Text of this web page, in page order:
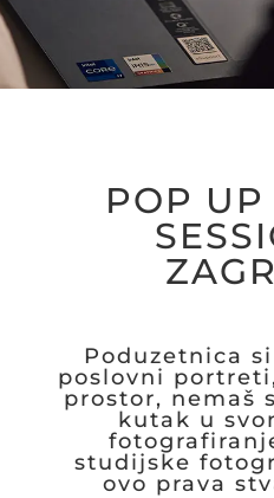
POP
Poduzetnica
poslovni
prostor, nemaš
kutak u
studijske
ovo prava